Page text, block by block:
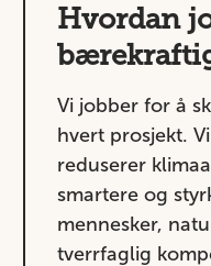
Hvordan
Vi jobber for å
hvert prosjekt.
reduserer
smartere og
mennesker,
tverrfaglig